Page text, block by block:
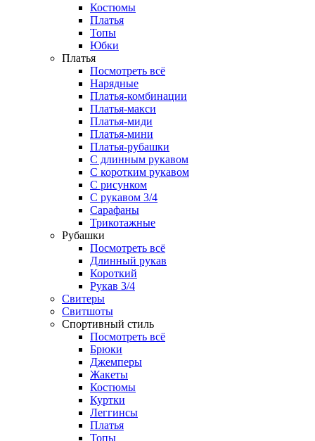
Костюмы
Платья
Топы
Юбки
Платья
Посмотреть всё
Нарядные
Платья-комбинации
Платья-макси
Платья-миди
Платья-мини
Платья-рубашки
С длинным рукавом
С коротким рукавом
С рисунком
С рукавом 3/4
Сарафаны
Трикотажные
Рубашки
Посмотреть всё
Длинный рукав
Короткий
Рукав 3/4
Свитеры
Свитшоты
Спортивный стиль
Посмотреть всё
Брюки
Джемперы
Жакеты
Костюмы
Куртки
Леггинсы
Платья
Топы